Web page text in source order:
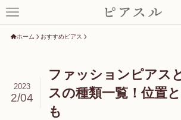
ホーム おすすめピアス
ファッションピアス
スの種類一覧！位置
も
2023
2/04